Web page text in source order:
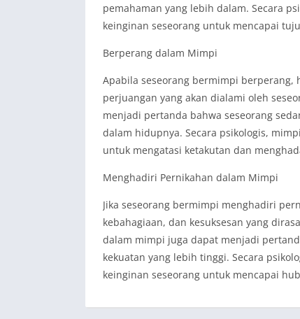
pemahaman yang lebih dalam. Secara
keinginan seseorang untuk mencapai
Berperang dalam Mimpi
Apabila seseorang bermimpi
perjuangan yang akan dialami oleh
menjadi pertanda bahwa seseorang
dalam hidupnya. Secara psikologis,
untuk mengatasi ketakutan dan
Menghadiri Pernikahan dalam Mimpi
Jika seseorang bermimpi menghadiri
kebahagiaan, dan kesuksesan yang
dalam mimpi juga dapat menjadi
kekuatan yang lebih tinggi. Secara
keinginan seseorang untuk mencapai